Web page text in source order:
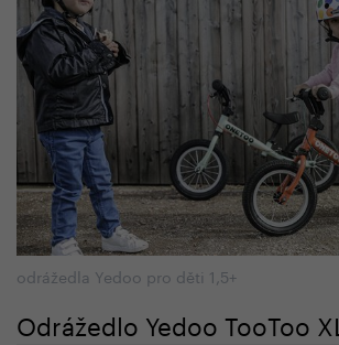
odrážedla Yedoo pro děti 1,5+
Odrážedlo Yedoo TooToo XL